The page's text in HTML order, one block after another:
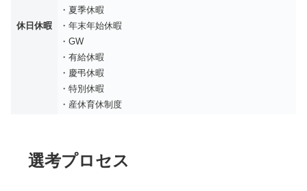
休日休暇
・夏季休暇
・年末年始休暇
・GW
・有給休暇
・慶弔休暇
・特別休暇
・産休育休制度
選考プロセス